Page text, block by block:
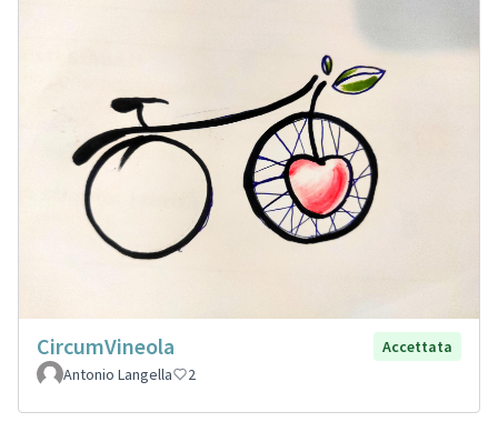
CircumVineola
Accettata
Antonio Langella
2